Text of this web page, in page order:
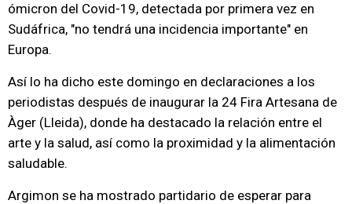
ómicron del Covid-19, detectada por primera vez en
Sudáfrica, "no tendrá una incidencia importante" en
Europa.
Así lo ha dicho este domingo en declaraciones a los
periodistas después de inaugurar la 24 Fira Artesana de
Àger (Lleida), donde ha destacado la relación entre el
arte y la salud, así como la proximidad y la alimentación
saludable.
Argimon se ha mostrado partidario de esperar para